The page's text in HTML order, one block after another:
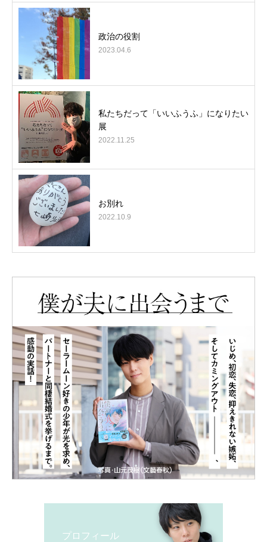
政治の役割
2023.04.6
私たちだって「いいふうふ」になりたい
展
2022.11.25
お別れ
2022.10.9
プロフィール